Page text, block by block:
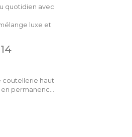
quotidien avec
luxe et
coutellerie haut
permanence